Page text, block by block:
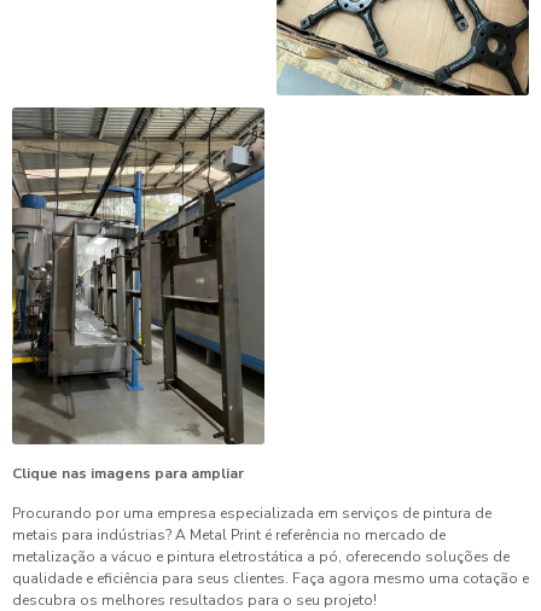
Clique nas imagens para ampliar
Procurando por uma empresa especializada em serviços de pintura de
metais para indústrias? A Metal Print é referência no mercado de
metalização a vácuo e pintura eletrostática a pó, oferecendo soluções de
qualidade e eficiência para seus clientes. Faça agora mesmo uma cotação e
descubra os melhores resultados para o seu projeto!